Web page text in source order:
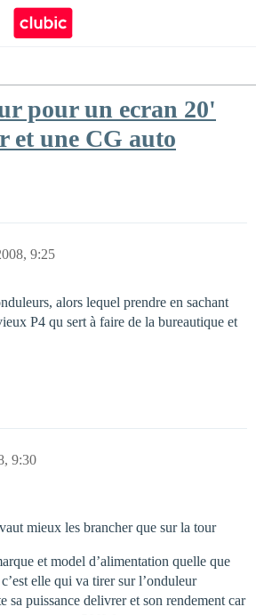
pour un ecran 20'
et une CG auto
9:25
alors lequel prendre en sachant
P4 qu sert à faire de la bureautique et
9:30
mieux les brancher que sur la tour
et model d’alimentation quelle que
elle qui va tirer sur l’onduleur
sa puissance delivrer et son rendement car